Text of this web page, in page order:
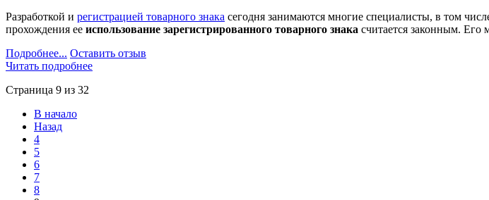
Разработкой и регистрацией товарного знака сегодня занимаются многие специалисты, в том
прохождения ее использование зарегистрированного товарного знака считается законным. Его
Подробнее... Оставить отзыв
Читать подробнее
Страница 9 из 32
В начало
Назад
4
5
6
7
8